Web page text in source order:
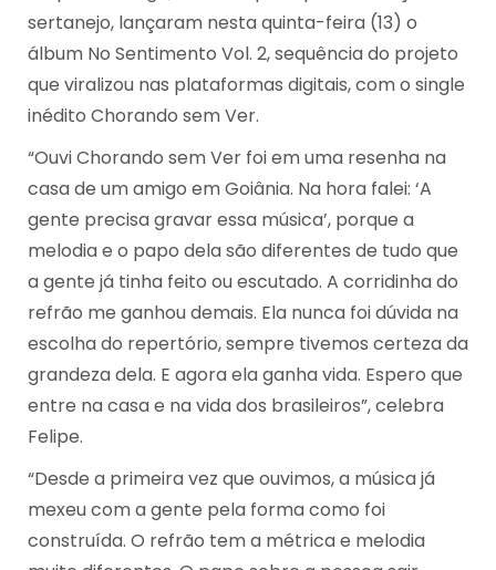
sertanejo, lançaram nesta quinta-feira (13) o
álbum No Sentimento Vol. 2, sequência do projeto
que viralizou nas plataformas digitais, com o single
inédito Chorando sem Ver.
“Ouvi Chorando sem Ver foi em uma resenha na
casa de um amigo em Goiânia. Na hora falei: ‘A
gente precisa gravar essa música’, porque a
melodia e o papo dela são diferentes de tudo que
a gente já tinha feito ou escutado. A corridinha do
refrão me ganhou demais. Ela nunca foi dúvida na
escolha do repertório, sempre tivemos certeza da
grandeza dela. E agora ela ganha vida. Espero que
entre na casa e na vida dos brasileiros”, celebra
Felipe.
“Desde a primeira vez que ouvimos, a música já
mexeu com a gente pela forma como foi
construída. O refrão tem a métrica e melodia